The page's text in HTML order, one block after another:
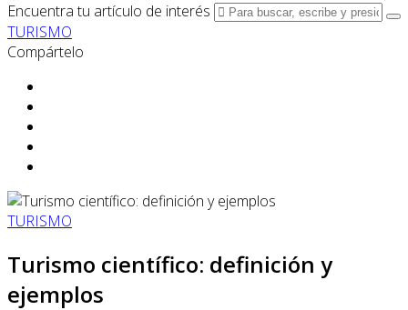
Encuentra tu artículo de interés
TURISMO
Compártelo
TURISMO
Turismo científico: definición y
ejemplos